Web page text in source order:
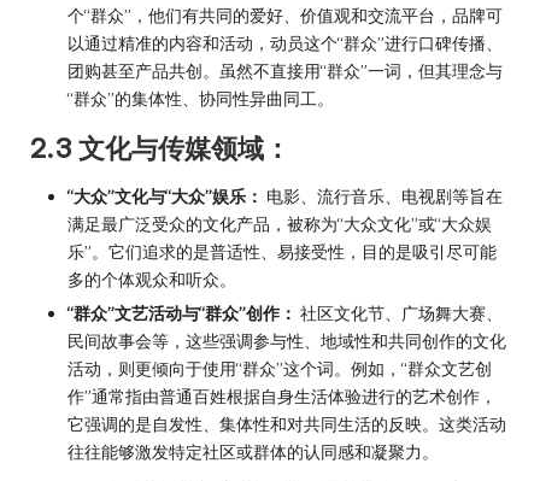
个“群众”，他们有共同的爱好、价值观和交流平台，品牌可
以通过精准的内容和活动，动员这个“群众”进行口碑传播、
团购甚至产品共创。虽然不直接用“群众”一词，但其理念与
“群众”的集体性、协同性异曲同工。
2.3 文化与传媒领域：
“大众”文化与“大众”娱乐： 电影、流行音乐、电视剧等旨在
满足最广泛受众的文化产品，被称为“大众文化”或“大众娱
乐”。它们追求的是普适性、易接受性，目的是吸引尽可能
多的个体观众和听众。
“群众”文艺活动与“群众”创作： 社区文化节、广场舞大赛、
民间故事会等，这些强调参与性、地域性和共同创作的文化
活动，则更倾向于使用“群众”这个词。例如，“群众文艺创
作”通常指由普通百姓根据自身生活体验进行的艺术创作，
它强调的是自发性、集体性和对共同生活的反映。这类活动
往往能够激发特定社区或群体的认同感和凝聚力。